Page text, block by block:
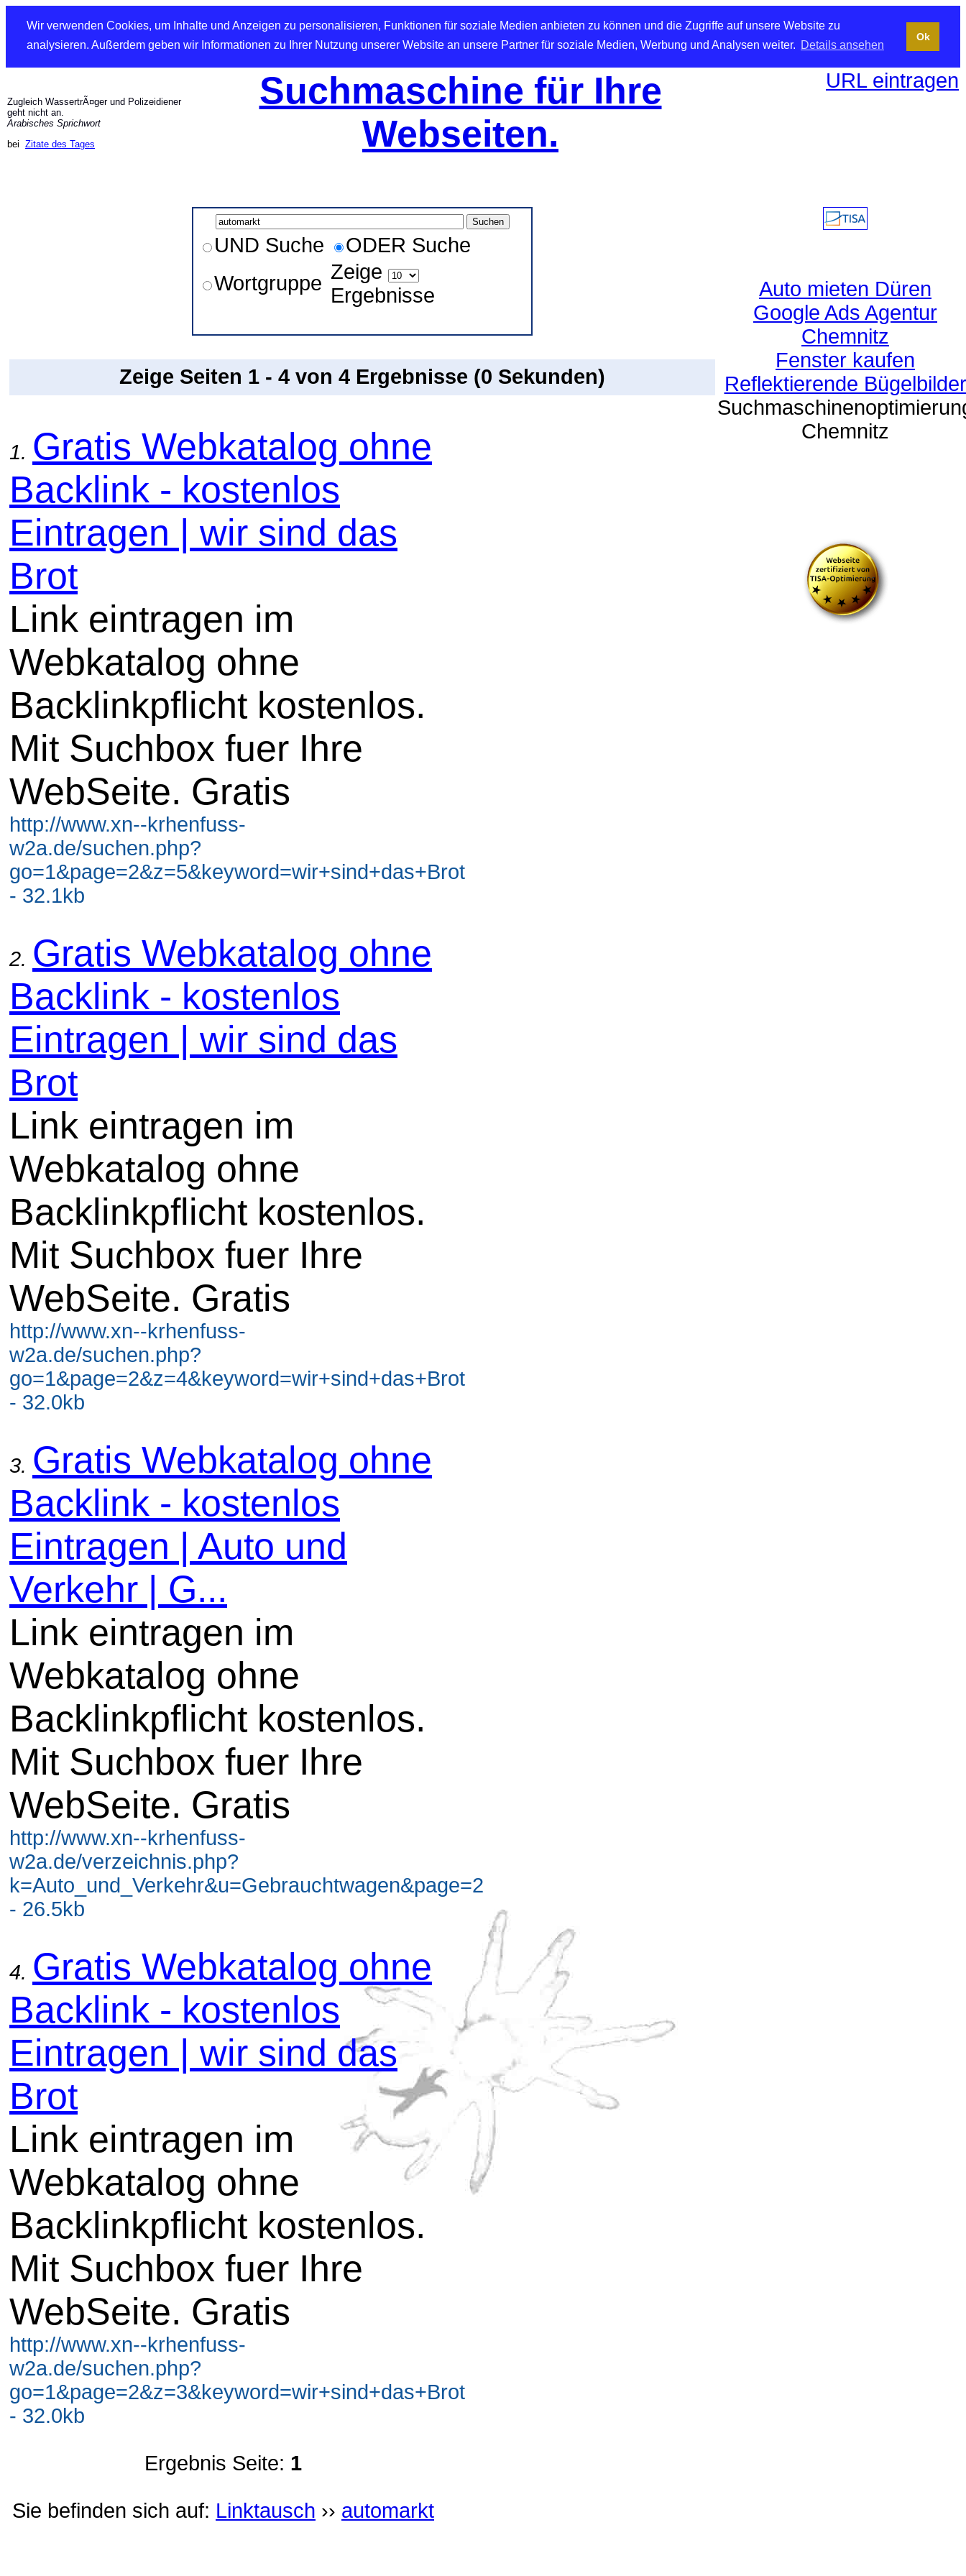
Wir verwenden Cookies, um Inhalte und Anzeigen zu personalisieren, Funktionen für soziale Medien anbieten zu können und die Zugriffe auf unsere Website zu
analysieren. Außerdem geben wir Informationen zu Ihrer Nutzung unserer Website an unsere Partner für soziale Medien, Werbung und Analysen weiter. Details ansehen
Ok
Zugleich WassertrÃ¤ger und Polizeidiener
geht nicht an.
Arabisches Sprichwort
bei Zitate des Tages
Suchmaschine für Ihre
Webseiten.
URL eintragen
UND Suche
ODER Suche
Wortgruppe Zeige
Ergebnisse
Zeige Seiten 1 - 4 von 4 Ergebnisse (0 Sekunden)
1. Gratis Webkatalog ohne
Backlink - kostenlos
Eintragen | wir sind das
Brot
Link eintragen im
Webkatalog ohne
Backlinkpflicht kostenlos.
Mit Suchbox fuer Ihre
WebSeite. Gratis
http://www.xn--krhenfuss-
w2a.de/suchen.php?
go=1&page=2&z=5&keyword=wir+sind+das+Brot
- 32.1kb
2. Gratis Webkatalog ohne
Backlink - kostenlos
Eintragen | wir sind das
Brot
Link eintragen im
Webkatalog ohne
Backlinkpflicht kostenlos.
Mit Suchbox fuer Ihre
WebSeite. Gratis
http://www.xn--krhenfuss-
w2a.de/suchen.php?
go=1&page=2&z=4&keyword=wir+sind+das+Brot
- 32.0kb
3. Gratis Webkatalog ohne
Backlink - kostenlos
Eintragen | Auto und
Verkehr | G...
Link eintragen im
Webkatalog ohne
Backlinkpflicht kostenlos.
Mit Suchbox fuer Ihre
WebSeite. Gratis
http://www.xn--krhenfuss-
w2a.de/verzeichnis.php?
k=Auto_und_Verkehr&u=Gebrauchtwagen&page=2
- 26.5kb
4. Gratis Webkatalog ohne
Backlink - kostenlos
Eintragen | wir sind das
Brot
Link eintragen im
Webkatalog ohne
Backlinkpflicht kostenlos.
Mit Suchbox fuer Ihre
WebSeite. Gratis
http://www.xn--krhenfuss-
w2a.de/suchen.php?
go=1&page=2&z=3&keyword=wir+sind+das+Brot
- 32.0kb
Ergebnis Seite: 1
Sie befinden sich auf: Linktausch ›› automarkt
Auto mieten Düren
Google Ads Agentur
Chemnitz
Fenster kaufen
Reflektierende Bügelbilder
Chemnitz